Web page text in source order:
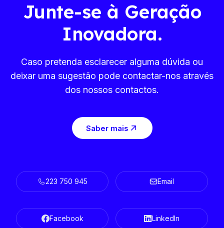
Junte-se à Geração
Inovadora.
Caso pretenda esclarecer alguma dúvida ou
deixar uma sugestão pode contactar-nos através
dos nossos contactos.
Saber mais
223 750 945 Email
Facebook LinkedIn